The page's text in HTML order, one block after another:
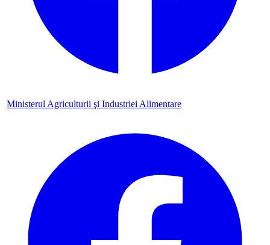
Ministerul Agriculturii şi Industriei Alimentare